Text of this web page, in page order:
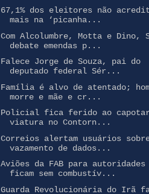
67,1% dos eleitores não
mais na ‘picanha...
Com Alcolumbre, Motta e Dino,
debate emendas p...
Falece Jorge de Souza, pai do
deputado federal Sér...
Família é alvo de atentado;
morre e mãe e cr...
Policial fica ferido ao capotar
viatura no Contorn...
Correios alertam usuários
vazamento de dados...
Aviões da FAB para autoridades
ficam sem combustív...
Guarda Revolucionária do Irã